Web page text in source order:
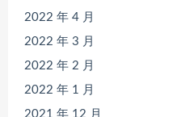
2022 年 4 月
2022 年 3 月
2022 年 2 月
2022 年 1 月
2021 年 12 月